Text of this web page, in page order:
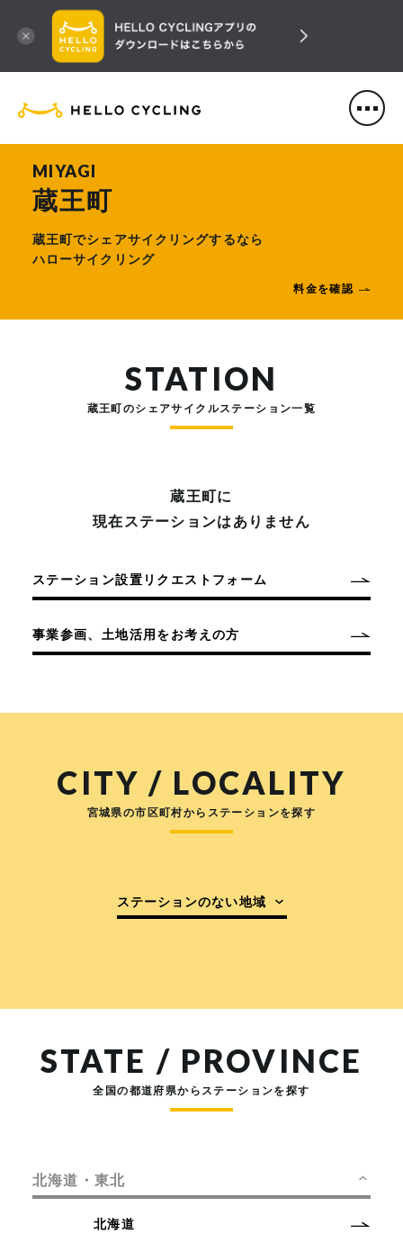
HELLO CYCLING（ハローサ
MIYAGI
蔵王町
蔵王町でシェアサイクリングするなら
ハローサイクリング
料金を確認
STATION
蔵王町のシェアサイクルステーション一覧
蔵王町に
現在ステーションはありません
ステーション設置リクエストフォーム
事業参画、土地活用をお考えの方
CITY / LOCALITY
宮城県の市区町村からステーションを探す
ステーションのない地域
STATE / PROVINCE
全国の都道府県からステーションを探す
北海道・東北
北海道